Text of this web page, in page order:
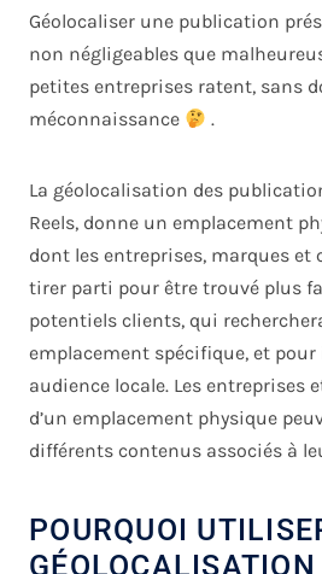
Géolocaliser une publication
non négligeables que
petites entreprises ratent, sans
méconnaissance
.
La géolocalisation des
Reels, donne un emplacement
dont les entreprises, marques et
tirer parti pour être trouvé plus
potentiels clients, qui
emplacement spécifique, et
audience locale. Les entreprises
d’un emplacement physique
différents contenus associés à
POURQUOI
GÉOLOCALISATION